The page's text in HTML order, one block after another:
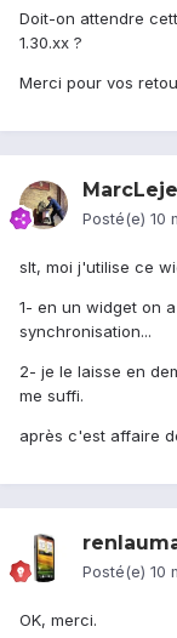
Doit-on attendre
1.30.xx ?
Merci pour vos
Posté(e) 10
slt, moi j'utilise ce
1- en un widget on
synchronisation...
2- je le laisse en
me suffi.
après c'est affaire
Posté(e) 10
OK, merci.